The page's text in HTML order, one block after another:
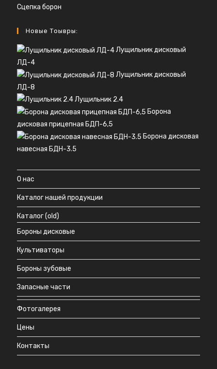
Сцепка борон
Новые Тоывры:
Лущильник дисковый
ЛД-4
Лущильник дисковый
ЛД-8
Лущильник 2.4
Борона
дисковая прицепная БДП-6,5
Борона дисковая
навесная БДН-3.5
О нас
Каталог нашей продукции
Каталог (old)
Бороны дисковые
Культиваторы
Бороны зубовые
Запасные части
Фотогалерея
Цены
Контакты